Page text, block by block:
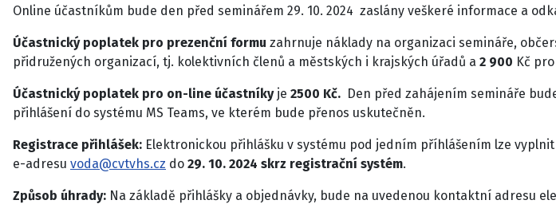
Online účastníkům bude den před seminářem 29. 10. 2024 zaslány veškeré informace a
Účastnický poplatek pro prezenční formu zahrnuje náklady na organizaci semináře,
přidružených organizací, tj. kolektivních členů a městských i krajských úřadů a 2 900 Kč
Účastnický poplatek pro on-line účastníkyje 2500 Kč. Den před zahájením semináře
přihlášení do systému MS Teams, ve kterém bude přenos uskutečněn.
Registrace přihlášek: Elektronickou přihlášku v systému pod jedním příhlášením lze
e-adresu voda@cvtvhs.cz do 29. 10. 2024 skrz registrační systém.
Způsob úhrady: Na základě přihlášky a objednávky, bude na uvedenou kontaktní adresu